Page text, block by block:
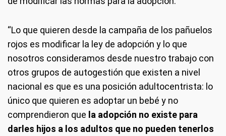
“Lo que quieren desde la campaña de los pañuelos
rojos es modificar la ley de adopción y lo que
nosotros consideramos desde nuestro trabajo con
otros grupos de autogestión que existen a nivel
nacional es que es una posición adultocentrista: lo
único que quieren es adoptar un bebé y no
comprendieron que la adopción no existe para
darles hijos a los adultos que no pueden tenerlos